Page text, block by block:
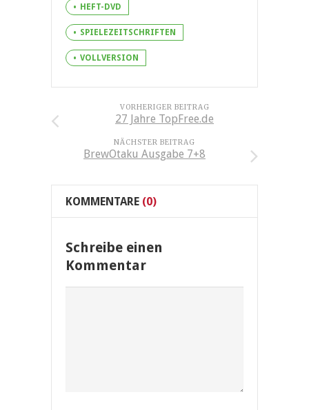
HEFT-DVD
SPIELEZEITSCHRIFTEN
VOLLVERSION
VORHERIGER BEITRAG
27 Jahre TopFree.de
NÄCHSTER BEITRAG
BrewOtaku Ausgabe 7+8
KOMMENTARE (0)
Schreibe einen
Kommentar